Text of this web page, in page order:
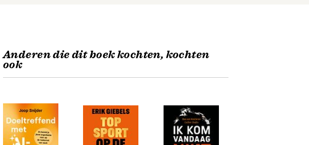
Anderen die dit boek kochten, kochten
ook